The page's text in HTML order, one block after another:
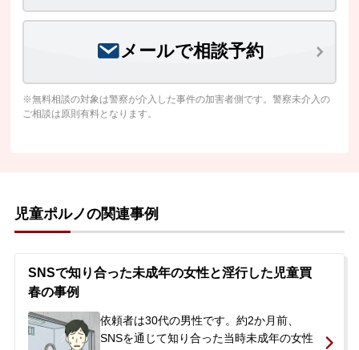
メールで相談予約
※無料相談の対象は警察が介入した事件の加害者側です。警察未介入の
ご相談は原則有料となります。
児童ポルノの関連事例
SNSで知り合った未成年の女性と淫行した児童買
春の事例
依頼者は30代の男性です。約2か月前、
SNSを通じて知り合った当時未成年の女性